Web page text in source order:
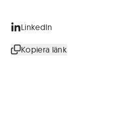
LinkedIn
Kopiera länk